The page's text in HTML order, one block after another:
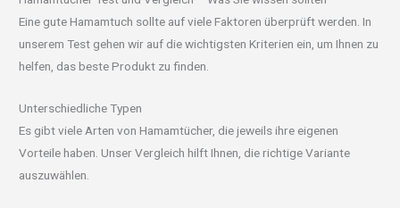
Eine gute Hamamtuch sollte auf viele Faktoren überprüft werden. In
unserem Test gehen wir auf die wichtigsten Kriterien ein, um Ihnen zu
helfen, das beste Produkt zu finden.
Unterschiedliche Typen
Es gibt viele Arten von Hamamtücher, die jeweils ihre eigenen
Vorteile haben. Unser Vergleich hilft Ihnen, die richtige Variante
auszuwählen.